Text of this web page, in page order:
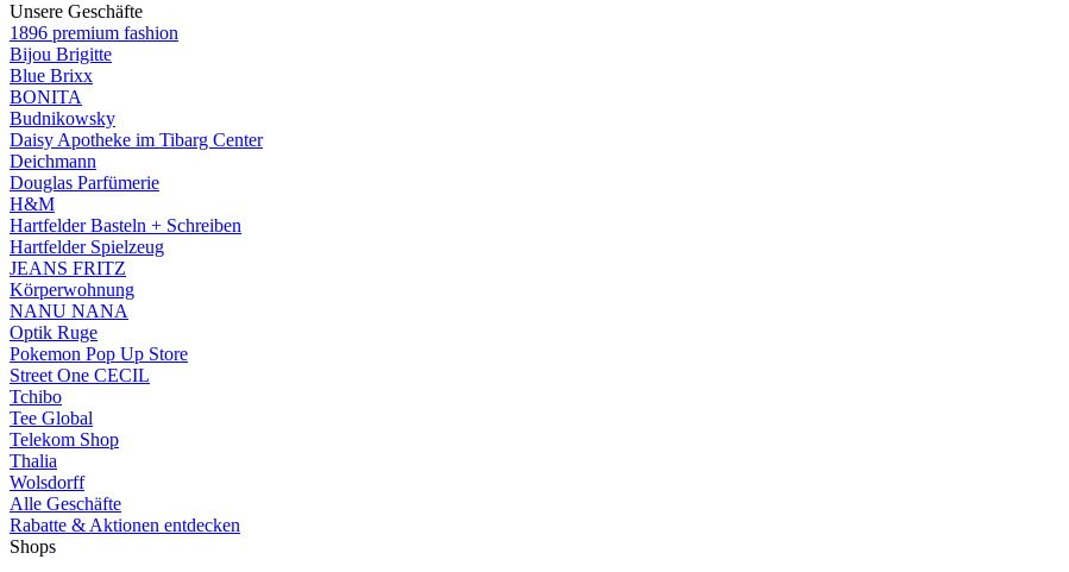
Unsere Geschäfte
1896 premium fashion
Bijou Brigitte
Blue Brixx
BONITA
Budnikowsky
Daisy Apotheke im Tibarg Center
Deichmann
Douglas Parfümerie
H&M
Hartfelder Basteln + Schreiben
Hartfelder Spielzeug
JEANS FRITZ
Körperwohnung
NANU NANA
Optik Ruge
Pokemon Pop Up Store
Street One CECIL
Tchibo
Tee Global
Telekom Shop
Thalia
Wolsdorff
Alle Geschäfte
Rabatte & Aktionen entdecken
Shops